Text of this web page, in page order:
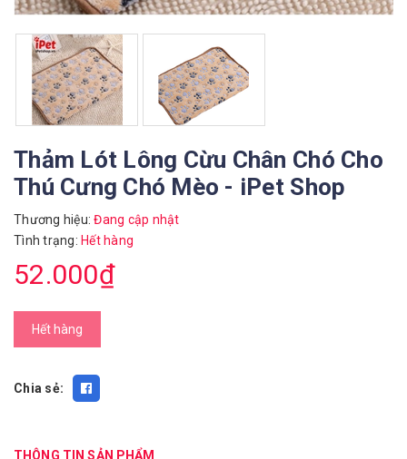
Thảm Lót Lông Cừu Chân Chó Cho
Thú Cưng Chó Mèo - iPet Shop
Thương hiệu: Đang cập nhật
Tình trạng: Hết hàng
52.000₫
Hết hàng
Chia sẻ:
THÔNG TIN SẢN PHẨM